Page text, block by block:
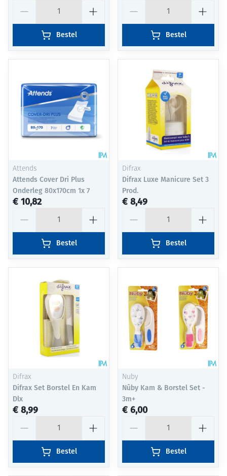
Bestel Bestel
Attends
Attends Cover Dri Plus
Onderleg 80x170cm 1x 7
€ 10,82
Bestel
Difrax
Difrax Luxe Manicure Set 3
Prod.
€ 8,49
Bestel
Difrax
Difrax Set Borstel En Kam
Dlx
€ 8,99
Bestel
Nuby
Nûby Kam & Borstel Set -
3m+
€ 6,00
Bestel